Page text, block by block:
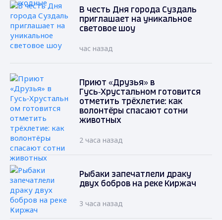
В честь Дня города Суздаль
приглашает на уникальное
световое шоу
час назад
Приют «Друзья» в
Гусь‑Хрустальном готовится
отметить трёхлетие: как
волонтёры спасают сотни
животных
2 часа назад
Рыбаки запечатлели драку
двух бобров на реке Киржач
3 часа назад